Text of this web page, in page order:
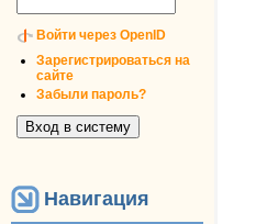
Войти через OpenID
Зарегистрироваться на
сайте
Забыли пароль?
Навигация